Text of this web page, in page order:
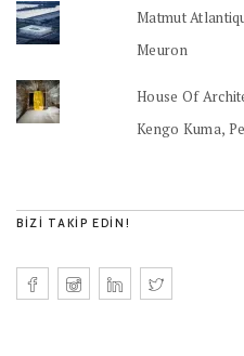
Matmut
Meuron
House Of
Kengo Kuma,
BIZI TAKIP EDIN!